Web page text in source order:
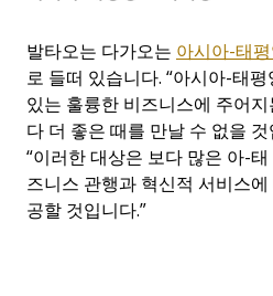
발타오는 다가오는 아시아-태
로 들떠 있습니다. “아시아-태
있는 훌륭한 비즈니스에 주어
다 더 좋은 때를 만날 수 없을
“이러한 대상은 보다 많은 아-
즈니스 관행과 혁신적 서비스
공할 것입니다.”